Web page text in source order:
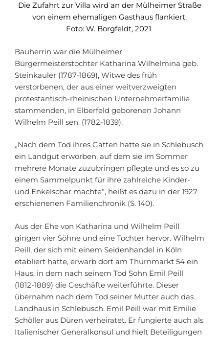
Die Zufahrt zur Villa wird an der Mülheimer Straße
von einem ehemaligen Gasthaus flankiert,
Foto: W. Borgfeldt, 2021
Bauherrin war die Mülheimer
Bürgermeisterstochter Katharina Wilhelmina geb.
Steinkauler (1787-1869), Witwe des früh
verstorbenen, der aus einer weitverzweigten
protestantisch-rheinischen Unternehmerfamilie
stammenden, in Elberfeld geborenen Johann
Wilhelm Peill sen. (1782-1839).
„Nach dem Tod ihres Gatten hatte sie in Schlebusch
ein Landgut erworben, auf dem sie im Sommer
mehrere Monate zuzubringen pflegte und es so zu
einem Sammelpunkt für ihre zahlreiche Kinder-
und Enkelschar machte“, heißt es dazu in der 1927
erschienenen Familienchronik (S. 140).
Aus der Ehe von Katharina und Wilhelm Peill
gingen vier Söhne und eine Tochter hervor. Wilhelm
Peill, der sich mit einem Seidenhandel in Köln
etabliert hatte, erwarb dort am Thurnmarkt 54 ein
Haus, in dem nach seinem Tod Sohn Emil Peill
(1812-1889) die Geschäfte weiterführte. Dieser
übernahm nach dem Tod seiner Mutter auch das
Landhaus in Schlebusch. Emil Peill war mit Emilie
Schöller aus Düren verheiratet. Er fungierte auch als
Italienischer Generalkonsul und hielt Beteiligungen